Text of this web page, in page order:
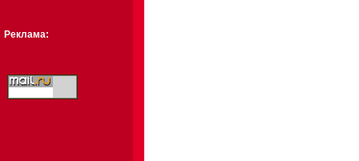
Реклама: